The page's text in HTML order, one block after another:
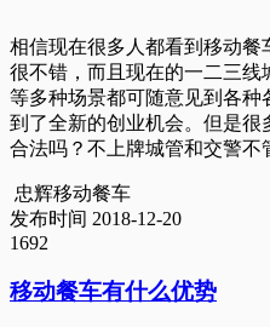
相信现在很多人都看到移动
很不错，而且现在的一二三
等多种场景都可随意见到各
到了全新的创业机会。但是很
合法吗？不上牌城管和交警不
忠辉移动餐车
发布时间 2018-12-20
1692
移动餐车有什么优势